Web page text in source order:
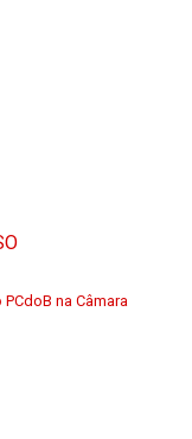
na Câmara